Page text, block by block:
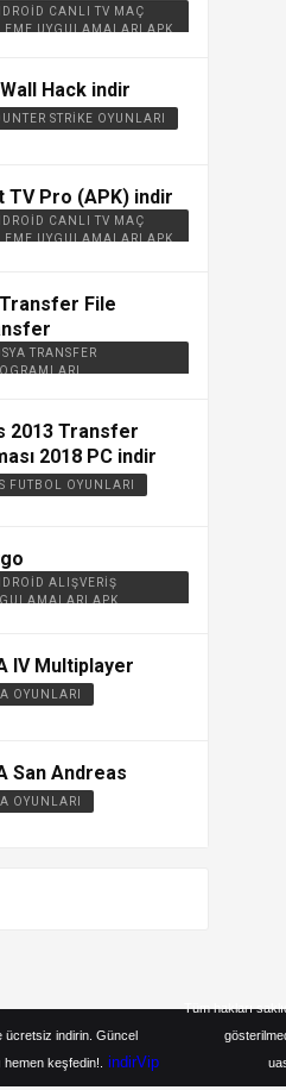
CANLI TV MAÇ
UYGULAMALARI APK
Hack indir
STRIKE OYUNLARI
TV Pro (APK) indir
CANLI TV MAÇ
UYGULAMALARI APK
File
TRANSFER
2013 Transfer
2018 PC indir
FUTBOL OYUNLARI
ALIŞVERIŞ
APK
IV Multiplayer
OYUNLARI
San Andreas
OYUNLARI
ücretsiz indirin. Güncel
keşfedin!.
indirVip
Tüm hakları